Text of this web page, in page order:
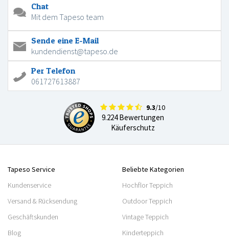
Chat
Mit dem Tapeso team
Sende eine E-Mail
kundendienst@tapeso.de
Per Telefon
061727613887
9.3/10
9.224 Bewertungen
Käuferschutz
Tapeso Service
Kundenservice
Versand & Rücksendung
Geschäftskunden
Blog
Beliebte Kategorien
Hochflor Teppich
Outdoor Teppich
Vintage Teppich
Kinderteppich